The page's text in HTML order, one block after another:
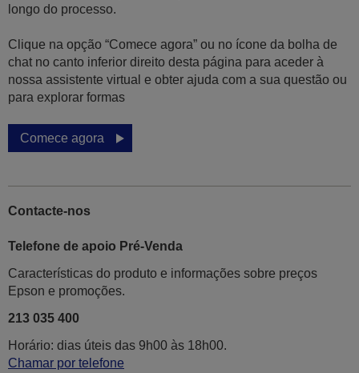
longo do processo.
Clique na opção “Comece agora” ou no ícone da bolha de
chat no canto inferior direito desta página para aceder à
nossa assistente virtual e obter ajuda com a sua questão ou
para explorar formas
Comece agora
Contacte-nos
Telefone de apoio Pré-Venda
Características do produto e informações sobre preços
Epson e promoções.
213 035 400
Horário: dias úteis das 9h00 às 18h00.
Chamar por telefone